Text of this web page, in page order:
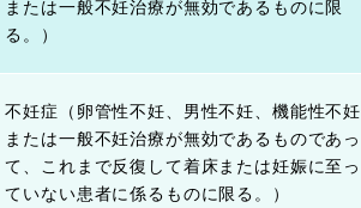
または一般不妊治療が無効であるものに限
る。）
不妊症（卵管性不妊、男性不妊、機能性不妊
または一般不妊治療が無効であるものであっ
て、これまで反復して着床または妊娠に至っ
ていない患者に係るものに限る。）